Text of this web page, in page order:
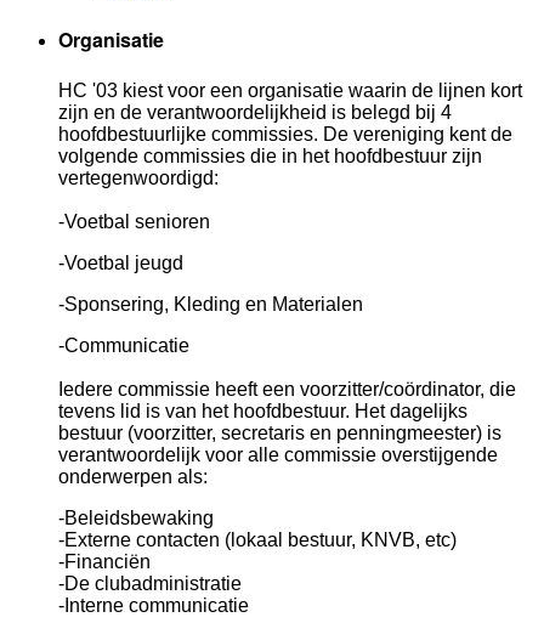
Organisatie
HC '03 kiest voor een organisatie waarin de lijnen kort
zijn en de verantwoordelijkheid is belegd bij 4
hoofdbestuurlijke commissies. De vereniging kent de
volgende commissies die in het hoofdbestuur zijn
vertegenwoordigd:
-Voetbal senioren
-Voetbal jeugd
-Sponsering, Kleding en Materialen
-Communicatie
Iedere commissie heeft een voorzitter/coördinator, die
tevens lid is van het hoofdbestuur. Het dagelijks
bestuur (voorzitter, secretaris en penningmeester) is
verantwoordelijk voor alle commissie overstijgende
onderwerpen als:
-Beleidsbewaking
-Externe contacten (lokaal bestuur, KNVB, etc)
-Financiën
-De clubadministratie
-Interne communicatie